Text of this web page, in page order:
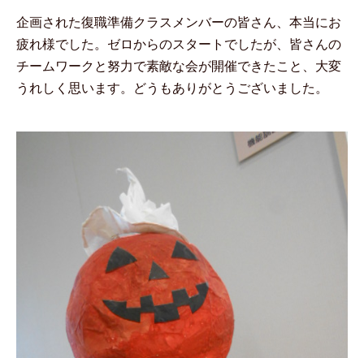
企画された復職準備クラスメンバーの皆さん、本当にお
疲れ様でした。ゼロからのスタートでしたが、皆さんの
チームワークと努力で素敵な会が開催できたこと、大変
うれしく思います。どうもありがとうございました。